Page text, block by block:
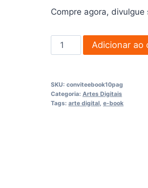
Compre agora,
Diagramação
E-
até
10
páginas
Adicionar ao
SKU: conviteebook10pag
Categoria: Artes Digitais
Tags: arte digital, e-book